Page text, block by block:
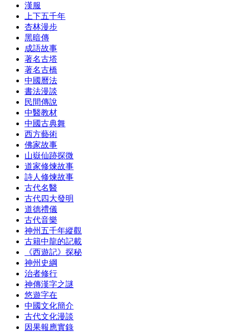
漢服
上下五千年
杏林漫步
黑暗傳
成語故事
著名古塔
著名古橋
中國曆法
書法漫談
民間傳說
中醫教材
中國古典舞
西方藝術
佛家故事
山嶽仙跡探微
道家修煉故事
詩人修煉故事
古代名醫
古代四大發明
道德禮儀
古代音樂
神州五千年縱觀
古籍中龍的記載
《西遊記》探秘
神州史綱
治者修行
神傳漢字之謎
悠遊字在
中國文化簡介
古代文化漫談
因果報應實錄